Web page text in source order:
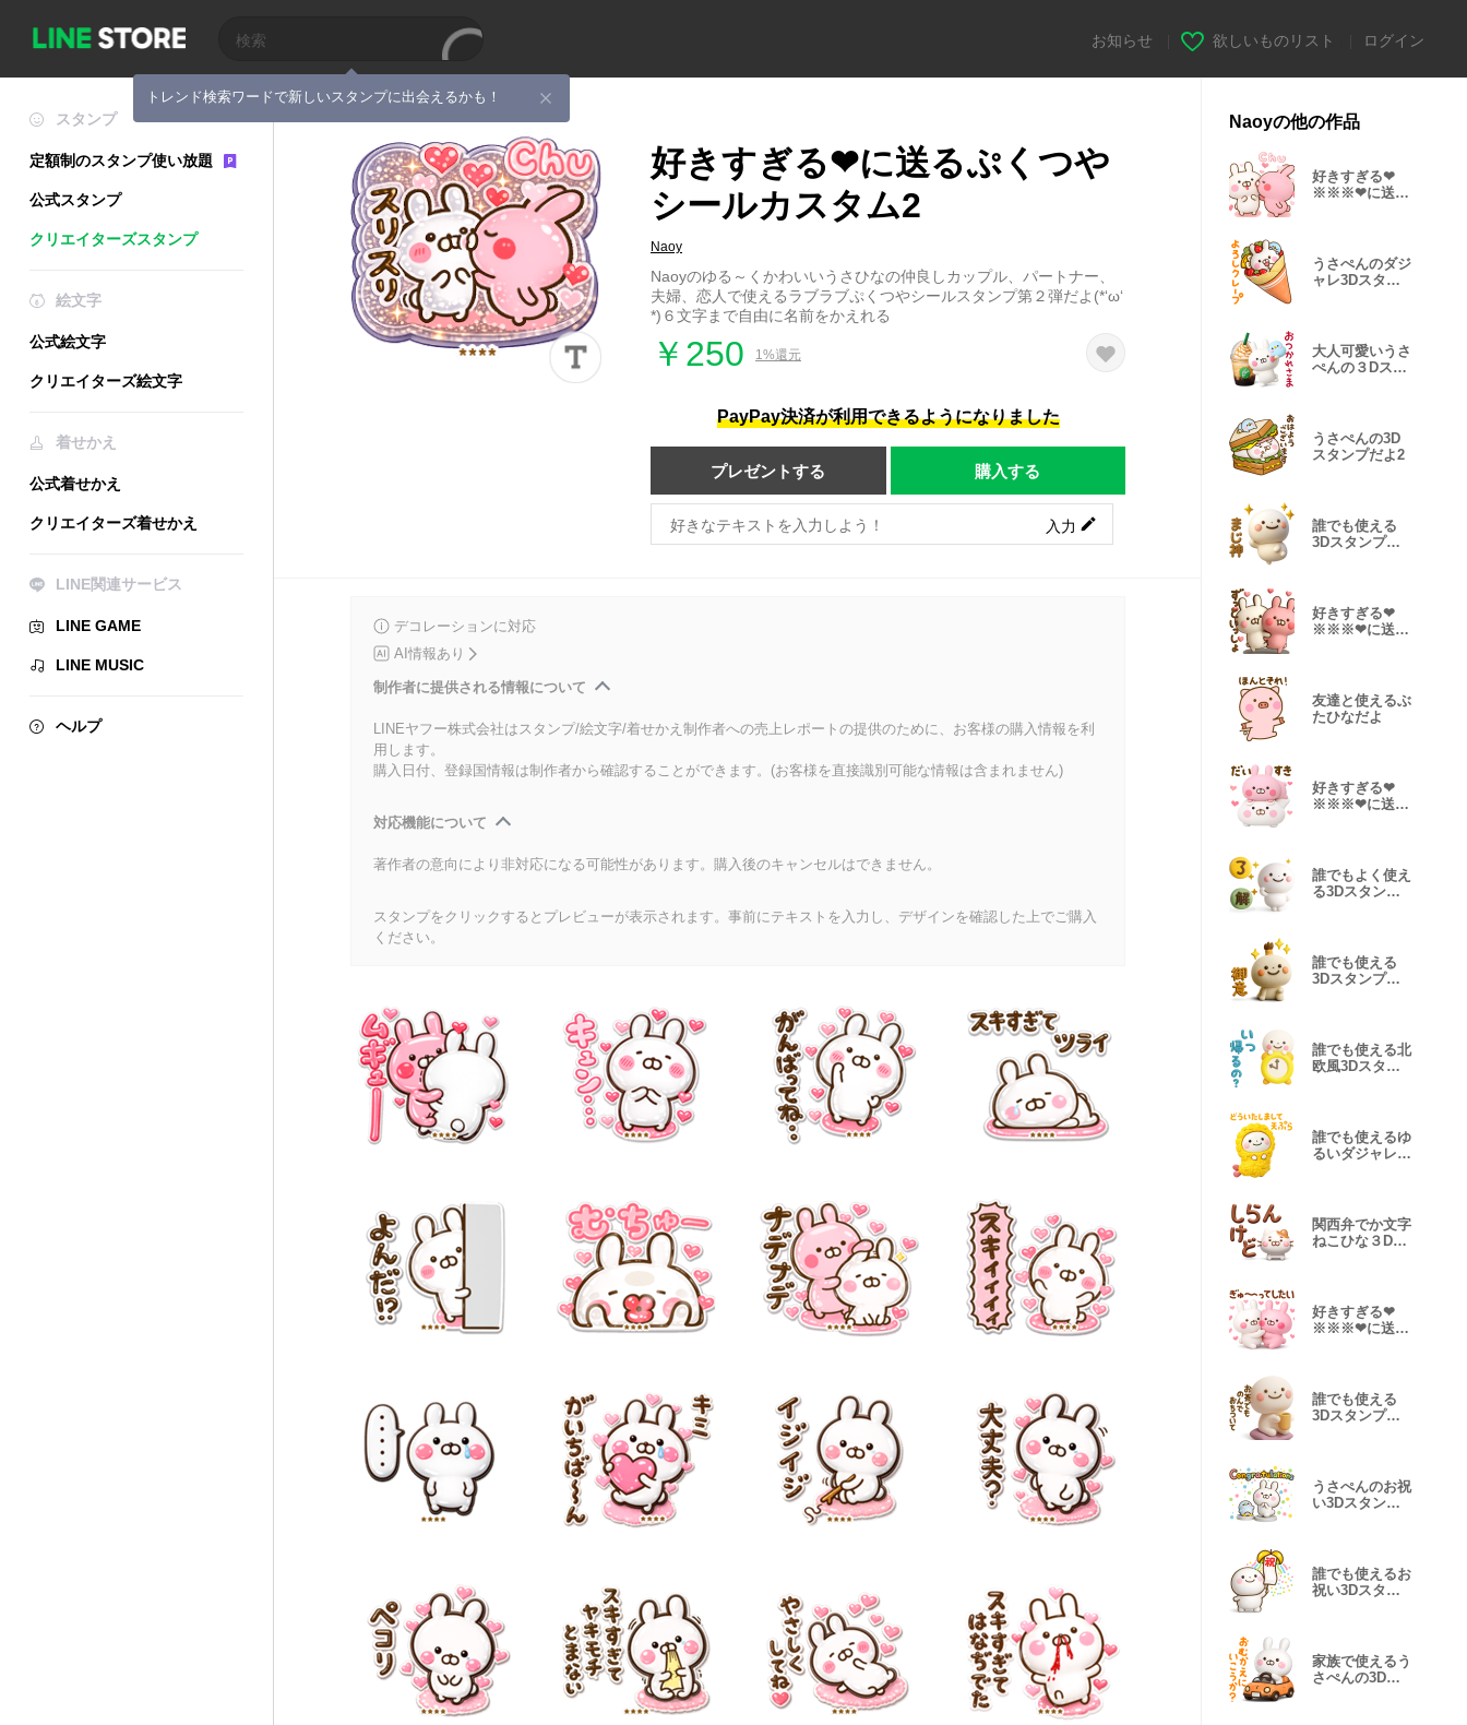
トレンド検索ワードで新しいスタンプに出会えるかも！
お知らせ 欲しいものリスト ログイン
スタンプ
定額制のスタンプ使い放題
公式スタンプ
クリエイターズスタンプ
絵文字
公式絵文字
クリエイターズ絵文字
着せかえ
公式着せかえ
クリエイターズ着せかえ
LINE関連サービス
LINE GAME
LINE MUSIC
ヘルプ
好きすぎる❤に送るぷくつや
シールカスタム2
Naoy
Naoyのゆる～くかわいいうさひなの仲良しカップル、パートナー、
夫婦、恋人で使えるラブラブぷくつやシールスタンプ第２弾だよ(*‘ω‘
*)６文字まで自由に名前をかえれる
￥250 1%還元
PayPay決済が利用できるようになりました
プレゼントする 購入する
入力
デコレーションに対応
AI情報あり
制作者に提供される情報について
LINEヤフー株式会社はスタンプ/絵文字/着せかえ制作者への売上レポートの提供のために、お客様の購入情報を利
用します。
購入日付、登録国情報は制作者から確認することができます。(お客様を直接識別可能な情報は含まれません)
対応機能について
著作者の意向により非対応になる可能性があります。購入後のキャンセルはできません。
スタンプをクリックするとプレビューが表示されます。事前にテキストを入力し、デザインを確認した上でご購入
ください。
Naoyの他の作品
好きすぎる❤
※※※❤に送る
うさぺんのダジ
ャレ3Dスタン
大人可愛いうさ
ぺんの３Dスタ
うさぺんの3D
スタンプだよ2
誰でも使える
3Dスタンプだ
好きすぎる❤
※※※❤に送る
友達と使えるぶ
たひなだよ
好きすぎる❤
※※※❤に送る
誰でもよく使え
る3Dスタンプ
誰でも使える
3Dスタンプだ
誰でも使える北
欧風3Dスタン
誰でも使えるゆ
るいダジャレ
関西弁でか文字
ねこひな３Dだ
好きすぎる❤
※※※❤に送る
誰でも使える
3Dスタンプだ
うさぺんのお祝
い3Dスタンプ
誰でも使えるお
祝い3Dスタン
家族で使えるう
さぺんの3Dス